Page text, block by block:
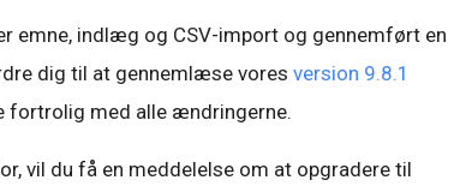
emne, indlæg og CSV-import og gennemført en
dig til at gennemlæse vores version 9.8.1
fortrolig med alle ændringerne.
vil du få en meddelelse om at opgradere til